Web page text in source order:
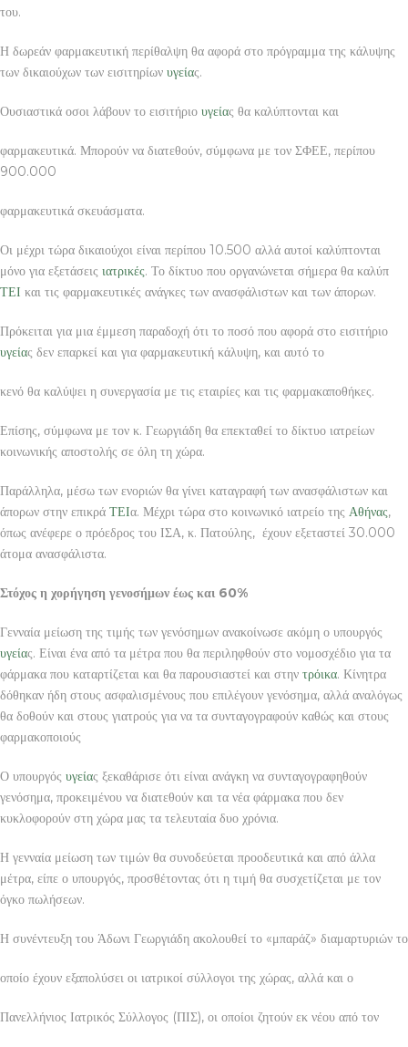
του.
Η δωρεάν φαρμακευτική περίθαλψη θα αφορά στο πρόγραμμα της κάλυψης
των δικαιούχων των εισιτηρίων υγείας.
Ουσιαστικά οσοι λάβουν το εισιτήριο υγείας θα καλύπτονται και
φαρμακευτικά. Μπορούν να διατεθούν, σύμφωνα με τον ΣΦΕΕ, περίπου
900.000
φαρμακευτικά σκευάσματα.
Οι μέχρι τώρα δικαιούχοι είναι περίπου 10.500 αλλά αυτοί καλύπτονται
μόνο για εξετάσεις ιατρικές. Το δίκτυο που οργανώνεται σήμερα θα καλύπ
ΤΕΙ και τις φαρμακευτικές ανάγκες των ανασφάλιστων και των άπορων.
Πρόκειται για μια έμμεση παραδοχή ότι το ποσό που αφορά στο εισιτήριο
υγείας δεν επαρκεί και για φαρμακευτική κάλυψη, και αυτό το
κενό θα καλύψει η συνεργασία με τις εταιρίες και τις φαρμακαποθήκες.
Επίσης, σύμφωνα με τον κ. Γεωργιάδη θα επεκταθεί το δίκτυο ιατρείων
κοινωνικής αποστολής σε όλη τη χώρα.
Παράλληλα, μέσω των ενοριών θα γίνει καταγραφή των ανασφάλιστων και
άπορων στην επικρά ΤΕΙα. Μέχρι τώρα στο κοινωνικό ιατρείο της Αθήνας,
όπως ανέφερε ο πρόεδρος του ΙΣΑ, κ. Πατούλης, έχουν εξεταστεί 30.000
άτομα ανασφάλιστα.
Στόχος η χορήγηση γενοσήμων έως και 60%
Γενναία μείωση της τιμής των γενόσημων ανακοίνωσε ακόμη ο υπουργός
υγείας. Είναι ένα από τα μέτρα που θα περιληφθούν στο νομοσχέδιο για τα
φάρμακα που καταρτίζεται και θα παρουσιαστεί και στην τρόικα. Κίνητρα
δόθηκαν ήδη στους ασφαλισμένους που επιλέγουν γενόσημα, αλλά αναλόγως
θα δοθούν και στους γιατρούς για να τα συνταγογραφούν καθώς και στους
φαρμακοποιούς
Ο υπουργός υγείας ξεκαθάρισε ότι είναι ανάγκη να συνταγογραφηθούν
γενόσημα, προκειμένου να διατεθούν και τα νέα φάρμακα που δεν
κυκλοφορούν στη χώρα μας τα τελευταία δυο χρόνια.
Η γενναία μείωση των τιμών θα συνοδεύεται προοδευτικά και από άλλα
μέτρα, είπε ο υπουργός, προσθέτοντας ότι η τιμή θα συσχετίζεται με τον
όγκο πωλήσεων.
Η συνέντευξη του Άδωνι Γεωργιάδη ακολουθεί το «μπαράζ» διαμαρτυριών το
οποίο έχουν εξαπολύσει οι ιατρικοί σύλλογοι της χώρας, αλλά και ο
Πανελλήνιος Ιατρικός Σύλλογος (ΠΙΣ), οι οποίοι ζητούν εκ νέου από τον